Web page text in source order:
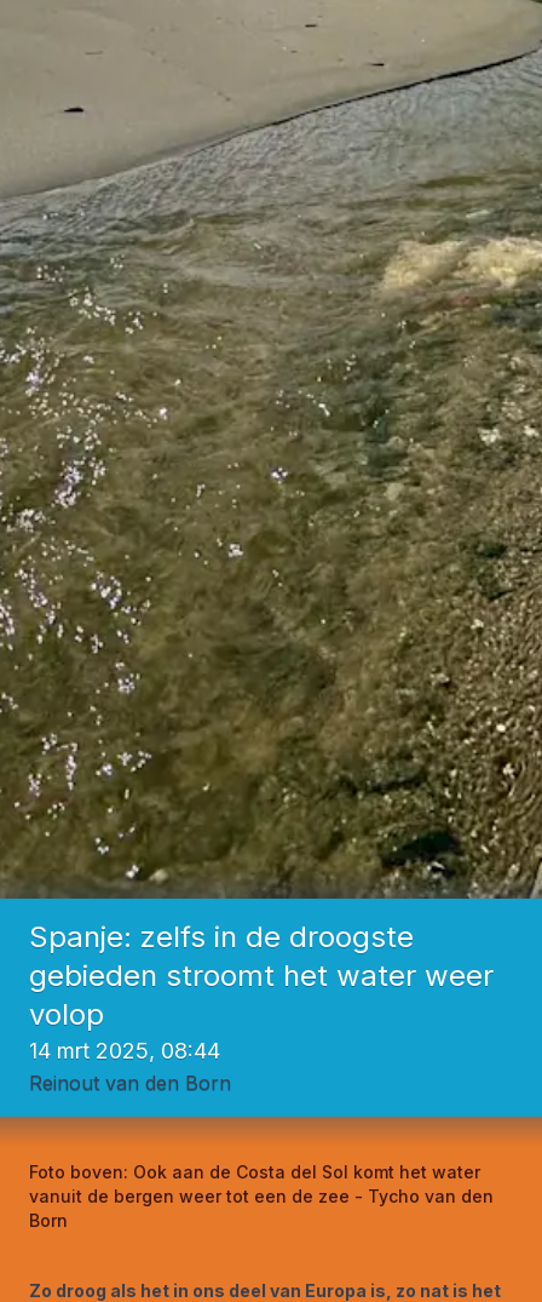
Spanje: zelfs in de droogste
gebieden stroomt het water weer
volop
14 mrt 2025, 08:44
Reinout van den Born
Foto boven: Ook aan de Costa del Sol komt het water
vanuit de bergen weer tot een de zee - Tycho van den
Born
Zo droog als het in ons deel van Europa is, zo nat is het